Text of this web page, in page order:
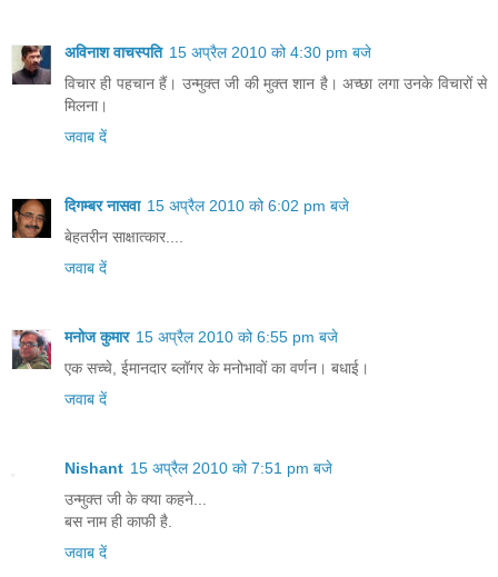
अविनाश वाचस्पति 15 अप्रैल 2010 को 4:30 pm बजे
विचार ही पहचान हैं। उन्‍मुक्‍त जी की मुक्‍त शान है। अच्‍छा लगा उनके विचारों से
मिलना।
जवाब दें
दिगम्बर नासवा 15 अप्रैल 2010 को 6:02 pm बजे
बेहतरीन साक्षात्कार....
जवाब दें
मनोज कुमार 15 अप्रैल 2010 को 6:55 pm बजे
एक सच्चे, ईमानदार ब्लॉगर के मनोभावों का वर्णन। बधाई।
जवाब दें
Nishant 15 अप्रैल 2010 को 7:51 pm बजे
उन्मुक्त जी के क्या कहने...
बस नाम ही काफी है.
जवाब दें